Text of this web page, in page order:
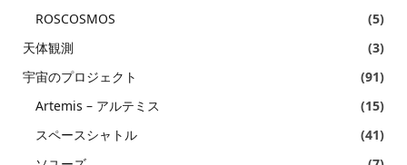
ROSCOSMOS
(5)
天体観測
(3)
宇宙のプロジェクト
(91)
Artemis – アルテミス
(15)
スペースシャトル
(41)